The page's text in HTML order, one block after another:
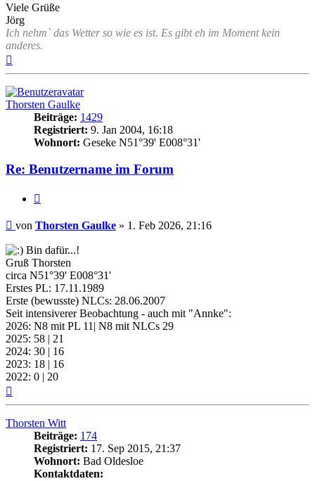
Viele Grüße
Jörg
Ich nehm` das Wetter so wie es ist. Es gibt eh im Moment kein
anderes.
Thorsten Gaulke
Beiträge: 1429
Registriert: 9. Jan 2004, 16:18
Wohnort: Geseke N51°39' E008°31'
Re: Benutzername im Forum
Beitrag
von Thorsten Gaulke » 1. Feb 2026, 21:16
Bin dafür...!
Gruß Thorsten
circa N51°39' E008°31'
Erstes PL: 17.11.1989
Erste (bewusste) NLCs: 28.06.2007
Seit intensiverer Beobachtung - auch mit "Annke":
2026: N8 mit PL 11| N8 mit NLCs 29
2025: 58 | 21
2024: 30 | 16
2023: 18 | 16
2022: 0 | 20
Thorsten Witt
Beiträge: 174
Registriert: 17. Sep 2015, 21:37
Wohnort: Bad Oldesloe
Kontaktdaten: